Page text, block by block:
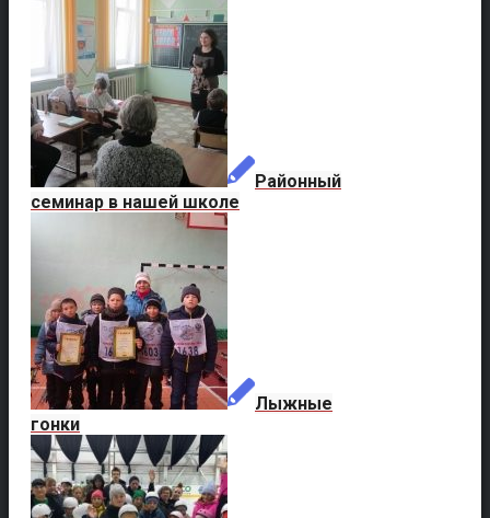
Районный
семинар в нашей школе
Лыжные
гонки